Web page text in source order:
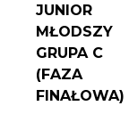
JUNIOR
MŁODSZY
GRUPA C
(FAZA
FINAŁOWA)